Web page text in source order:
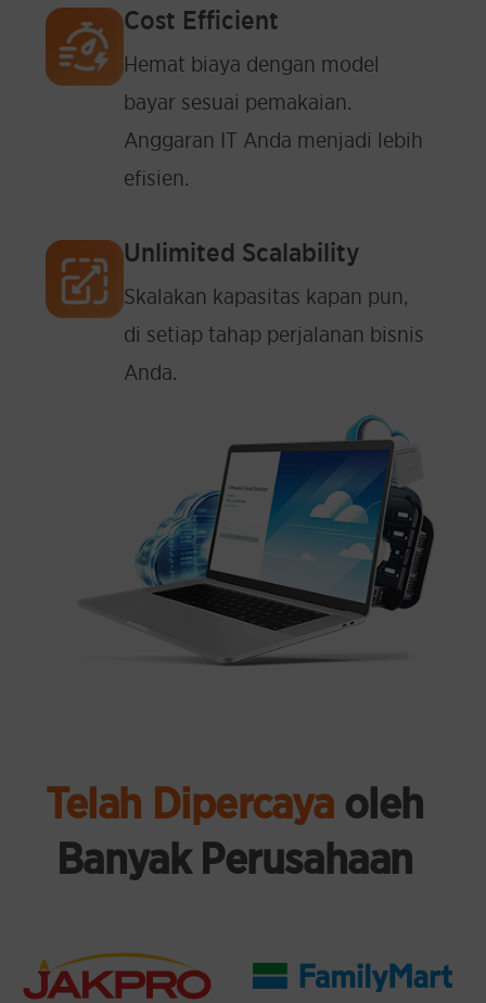
Cost Efficient
Hemat biaya dengan model
bayar sesuai pemakaian.
Anggaran IT Anda menjadi lebih
efisien.
Unlimited Scalability
Skalakan kapasitas kapan pun,
di setiap tahap perjalanan bisnis
Anda.
Telah Dipercaya oleh
Banyak Perusahaan